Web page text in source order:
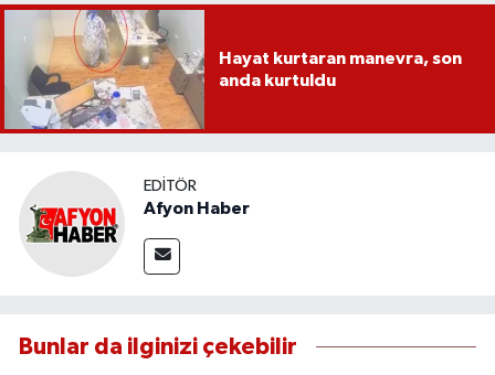
Hayat kurtaran manevra, son
anda kurtuldu
EDITÖR
Afyon Haber
Bunlar da ilginizi çekebilir